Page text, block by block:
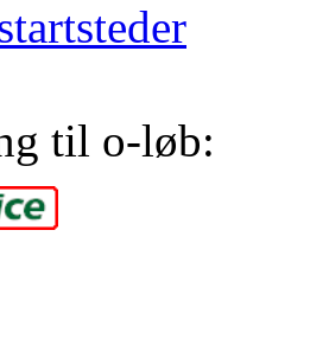
til o-løb: